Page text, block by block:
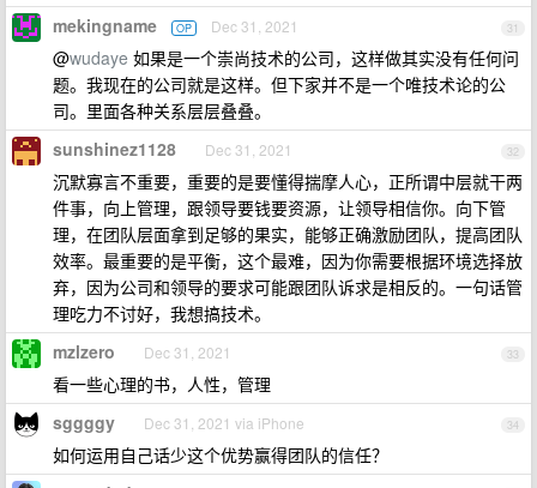
31
mekingname OP Dec 31, 2021
@wudaye 如果是一个崇尚技术的公司，这样做其实没有任何问
题。我现在的公司就是这样。但下家并不是一个唯技术论的公
司。里面各种关系层层叠叠。
32
sunshinez1128 Dec 31, 2021
沉默寡言不重要，重要的是要懂得揣摩人心，正所谓中层就干两
件事，向上管理，跟领导要钱要资源，让领导相信你。向下管
理，在团队层面拿到足够的果实，能够正确激励团队，提高团队
效率。最重要的是平衡，这个最难，因为你需要根据环境选择放
弃，因为公司和领导的要求可能跟团队诉求是相反的。一句话管
理吃力不讨好，我想搞技术。
33
mzlzero Dec 31, 2021
看一些心理的书，人性，管理
34
sggggy Dec 31, 2021 via iPhone
如何运用自己话少这个优势赢得团队的信任？